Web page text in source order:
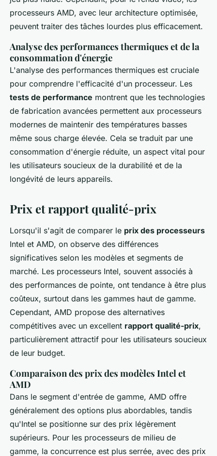
processeurs AMD, avec leur architecture optimisée,
peuvent traiter des tâches lourdes plus efficacement.
Analyse des performances thermiques et de la
consommation d'énergie
L'analyse des performances thermiques est cruciale
pour comprendre l'efficacité d'un processeur. Les
tests de performance montrent que les technologies
de fabrication avancées permettent aux processeurs
modernes de maintenir des températures basses
même sous charge élevée. Cela se traduit par une
consommation d'énergie réduite, un aspect vital pour
les utilisateurs soucieux de la durabilité et de la
longévité de leurs appareils.
Prix et rapport qualité-prix
Lorsqu'il s'agit de comparer le prix des processeurs
Intel et AMD, on observe des différences
significatives selon les modèles et segments de
marché. Les processeurs Intel, souvent associés à
des performances de pointe, ont tendance à être plus
coûteux, surtout dans les gammes haut de gamme.
Cependant, AMD propose des alternatives
compétitives avec un excellent rapport qualité-prix,
particulièrement attractif pour les utilisateurs soucieux
de leur budget.
Comparaison des prix des modèles Intel et
AMD
Dans le segment d'entrée de gamme, AMD offre
généralement des options plus abordables, tandis
qu'Intel se positionne sur des prix légèrement
supérieurs. Pour les processeurs de milieu de
gamme, la concurrence est plus serrée, avec des prix